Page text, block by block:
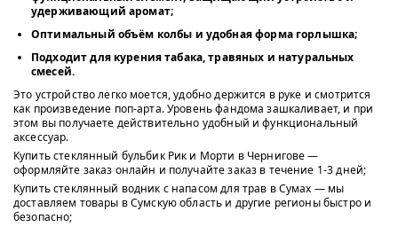
удерживающий аромат;
Оптимальный объём колбы и удобная форма горлышка;
Подходит для курения табака, травяных и натуральных
смесей.
Это устройство легко моется, удобно держится в руке и смотрится
как произведение поп-арта. Уровень фандома зашкаливает, и при
этом вы получаете действительно удобный и функциональный
аксессуар.
Купить стеклянный бульбик Рик и Морти в Чернигове —
оформляйте заказ онлайн и получайте заказ в течение 1-3 дней;
Купить стеклянный водник с напасом для трав в Сумах — мы
доставляем товары в Сумскую область и другие регионы быстро и
безопасно;